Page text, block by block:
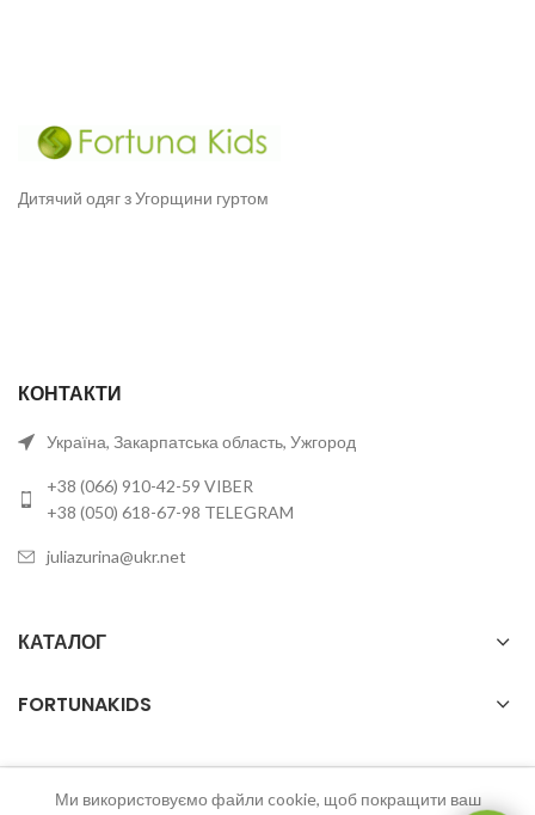
Дитячий одяг з Угорщини гуртом
КОНТАКТИ
Україна, Закарпатська область, Ужгород
+38 (066) 910-42-59 VIBER
+38 (050) 618-67-98 TELEGRAM
juliazurina@ukr.net
КАТАЛОГ
FORTUNAKIDS
2023 FortunaKids Всі права захищені.
Ми використовуємо файли cookie, щоб покращити ваш